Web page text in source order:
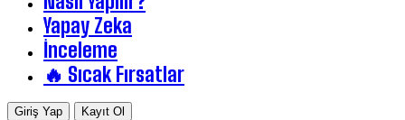
Yapay Zeka
İnceleme
🔥 Sıcak Fırsatlar
Giriş Yap Kayıt Ol